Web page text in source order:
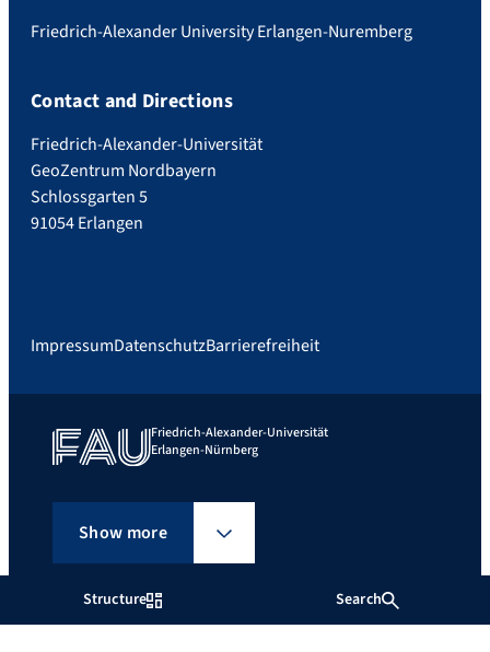
Structure Search
Friedrich-Alexander University Erlangen-Nuremberg
Contact and Directions
Friedrich-Alexander-Universität
GeoZentrum Nordbayern
Schlossgarten 5
91054 Erlangen
ImpressumDatenschutzBarrierefreiheit
Friedrich-Alexander-Universität
Erlangen-Nürnberg
Show more